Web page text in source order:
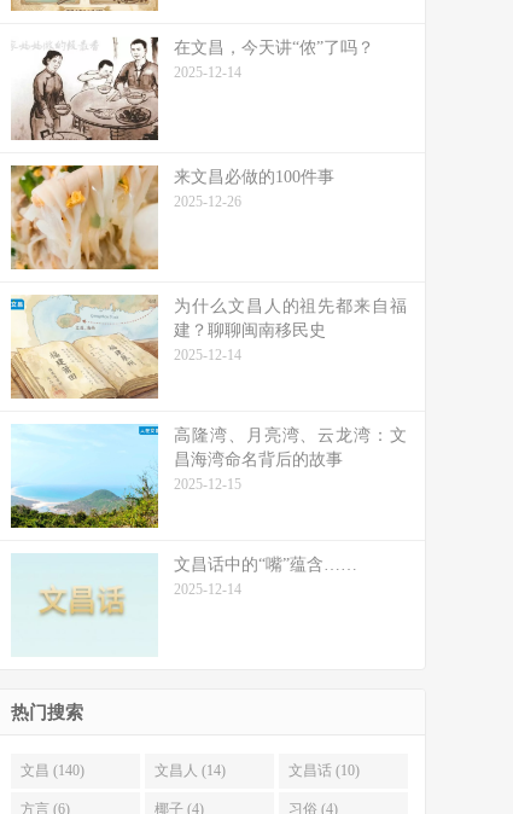
在文昌，今天讲“侬”了吗？
2025-12-14
来文昌必做的100件事
2025-12-26
为什么文昌人的祖先都来自福
建？聊聊闽南移民史
2025-12-14
高隆湾、月亮湾、云龙湾：文
昌海湾命名背后的故事
2025-12-15
文昌话中的“嘴”蕴含……
2025-12-14
热门搜索
文昌 (140) 文昌人 (14) 文昌话 (10)
方言 (6) 椰子 (4) 习俗 (4)